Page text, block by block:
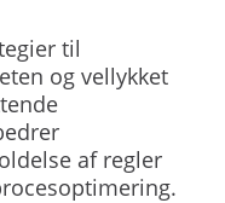
til
og vellykket
af regler